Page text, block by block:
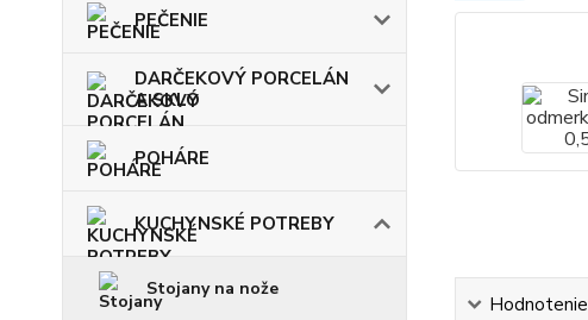
PEČENIE
DARČEKOVÝ PORCELÁN
A SKLO
POHÁRE
KUCHYNSKÉ POTREBY
Stojany na nože
Hodnotenie